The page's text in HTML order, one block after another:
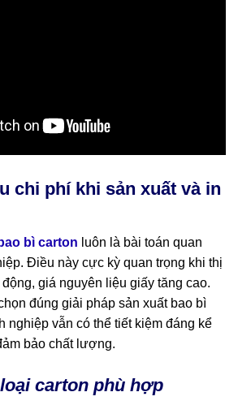
chi phí khi sản xuất và in
bì carton luôn là bài toán quan
Điều này cực kỳ quan trọng khi thị
giá nguyên liệu giấy tăng cao.
đúng giải pháp sản xuất bao bì
nghiệp vẫn có thể tiết kiệm đáng kể
bảo chất lượng.
carton phù hợp